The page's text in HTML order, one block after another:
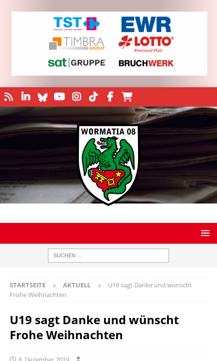
STARTSEITE AKTUELL
U19 sagt Danke und wünscht
Frohe Weihnachten
U19 sagt Danke und wünscht
Frohe Weihnachten